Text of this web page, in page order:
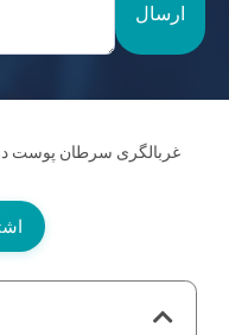
ارسال
غربالگری سرطان پوست